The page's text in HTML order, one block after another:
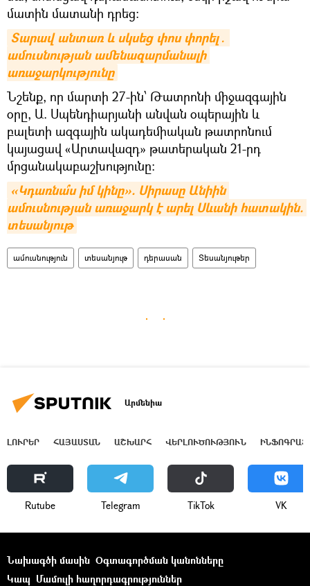
մատին մատանի դրեց։
Տարավ անտառ և սկսեց փոս փորել․
ամուսնության ամենազարմանալի
առաջարկությունը
Նշենք, որ մարտի 27-ին՝ Թատրոնի միջազգային
օրը, Ա. Սպենդիարյանի անվան օպերային և
բալետի ազգային ակադեմիական թատրոնում
կայացավ «Արտավազդ» թատերական 21-րդ
մրցանակաբաշխությունը։
«Կդառնա՞ս իմ կինը». Սիրասը Անիին
ամուսնության առաջարկ է արել Սևանի հատակին.
տեսանյութ
ամուսնություն տեսանյութ դերասան Տեսանյութեր
Արմենիա
ԼՈՒՐԵՐ ՀԱՅԱՍՏԱՆ ԱՇԽԱՐՀ ՎԵՐԼՈՒԾՈՒԹՅՈՒՆ
Rutube Telegram ТikТоk VK
Նախագծի մասին Օգտագործման կանոնները
Կապ Մամուլի հաղորդագրություններ